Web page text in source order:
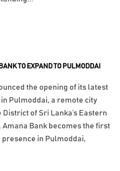
TO EXPAND TO PULMODDAI
the opening of its latest
Pulmoddai, a remote city
of Sri Lanka’s Eastern
Amana Bank becomes the first
in Pulmoddai,